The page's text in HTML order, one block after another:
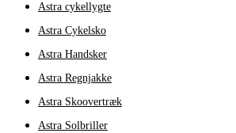
Astra cykellygte
Astra Cykelsko
Astra Handsker
Astra Regnjakke
Astra Skoovertræk
Astra Solbriller